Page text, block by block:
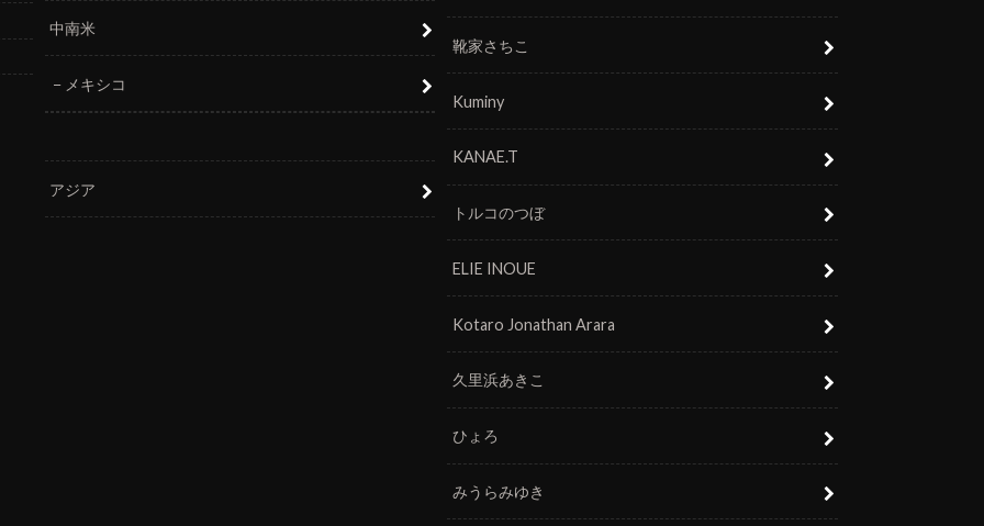
中南米
メキシコ
アジア
靴家さちこ
Kuminy
KANAE.T
トルコのつぼ
ELIE INOUE
Kotaro Jonathan Arara
久里浜あきこ
ひょろ
みうらみゆき